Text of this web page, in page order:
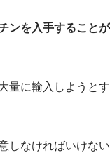
ンを入手することが
量に輸入しようとす
しなければいけない